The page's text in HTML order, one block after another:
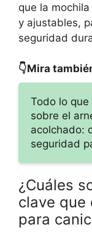
que la
y ajustables,
seguridad
👇Mira
Todo lo
sobre el
acolchado:
seguridad
¿Cuáles
clave que
para